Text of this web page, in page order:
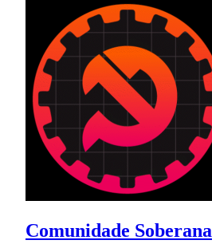
Comunidade Soberana